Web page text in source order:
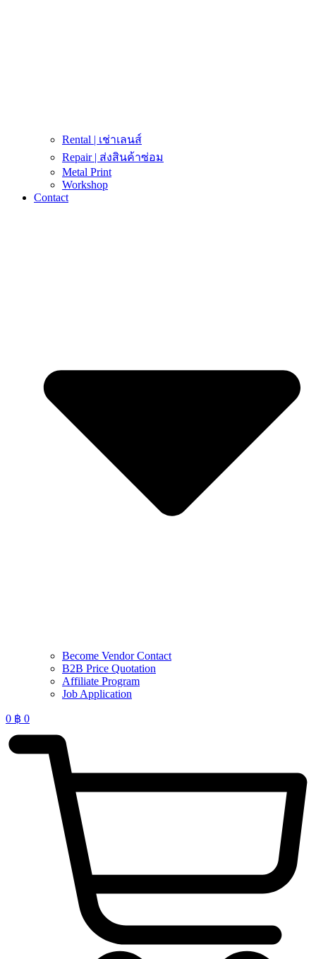
Rental | เช่าเลนส์
Repair | ส่งสินค้าซ่อม
Metal Print
Workshop
Contact
Become Vendor Contact
B2B Price Quotation
Affiliate Program
Job Application
0 ฿ 0